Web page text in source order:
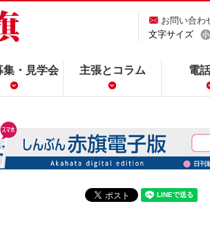
お問い合わ
文字サイズ
集・見学会 主張とコラム 電